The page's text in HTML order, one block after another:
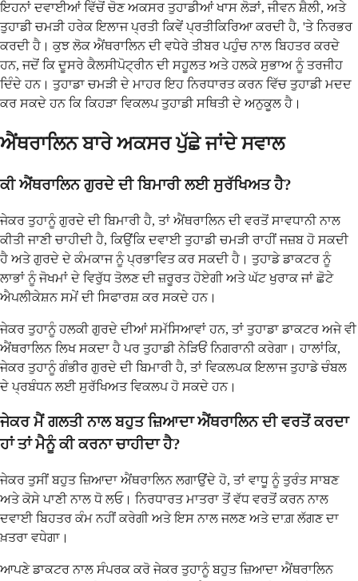
ਇਹਨਾਂ ਦਵਾਈਆਂ ਵਿੱਚੋਂ ਚੋਣ ਅਕਸਰ ਤੁਹਾਡੀਆਂ ਖਾਸ ਲੋੜਾਂ, ਜੀਵਨ ਸ਼ੈਲੀ, ਅਤੇ
ਤੁਹਾਡੀ ਚਮੜੀ ਹਰੇਕ ਇਲਾਜ ਪ੍ਰਤੀ ਕਿਵੇਂ ਪ੍ਰਤੀਕਿਰਿਆ ਕਰਦੀ ਹੈ, 'ਤੇ ਨਿਰਭਰ
ਕਰਦੀ ਹੈ। ਕੁਝ ਲੋਕ ਐਂਥਰਾਲਿਨ ਦੀ ਵਧੇਰੇ ਤੀਬਰ ਪਹੁੰਚ ਨਾਲ ਬਿਹਤਰ ਕਰਦੇ
ਹਨ, ਜਦੋਂ ਕਿ ਦੂਸਰੇ ਕੈਲਸੀਪੋਟ੍ਰੀਨ ਦੀ ਸਹੂਲਤ ਅਤੇ ਹਲਕੇ ਸੁਭਾਅ ਨੂੰ ਤਰਜੀਹ
ਦਿੰਦੇ ਹਨ। ਤੁਹਾਡਾ ਚਮੜੀ ਦੇ ਮਾਹਰ ਇਹ ਨਿਰਧਾਰਤ ਕਰਨ ਵਿੱਚ ਤੁਹਾਡੀ ਮਦਦ
ਕਰ ਸਕਦੇ ਹਨ ਕਿ ਕਿਹੜਾ ਵਿਕਲਪ ਤੁਹਾਡੀ ਸਥਿਤੀ ਦੇ ਅਨੁਕੂਲ ਹੈ।
ਐਂਥਰਾਲਿਨ ਬਾਰੇ ਅਕਸਰ ਪੁੱਛੇ ਜਾਂਦੇ ਸਵਾਲ
ਕੀ ਐਂਥਰਾਲਿਨ ਗੁਰਦੇ ਦੀ ਬਿਮਾਰੀ ਲਈ ਸੁਰੱਖਿਅਤ ਹੈ?
ਜੇਕਰ ਤੁਹਾਨੂੰ ਗੁਰਦੇ ਦੀ ਬਿਮਾਰੀ ਹੈ, ਤਾਂ ਐਂਥਰਾਲਿਨ ਦੀ ਵਰਤੋਂ ਸਾਵਧਾਨੀ ਨਾਲ
ਕੀਤੀ ਜਾਣੀ ਚਾਹੀਦੀ ਹੈ, ਕਿਉਂਕਿ ਦਵਾਈ ਤੁਹਾਡੀ ਚਮੜੀ ਰਾਹੀਂ ਜਜ਼ਬ ਹੋ ਸਕਦੀ
ਹੈ ਅਤੇ ਗੁਰਦੇ ਦੇ ਕੰਮਕਾਜ ਨੂੰ ਪ੍ਰਭਾਵਿਤ ਕਰ ਸਕਦੀ ਹੈ। ਤੁਹਾਡੇ ਡਾਕਟਰ ਨੂੰ
ਲਾਭਾਂ ਨੂੰ ਜੋਖਮਾਂ ਦੇ ਵਿਰੁੱਧ ਤੋਲਣ ਦੀ ਜ਼ਰੂਰਤ ਹੋਏਗੀ ਅਤੇ ਘੱਟ ਖੁਰਾਕ ਜਾਂ ਛੋਟੇ
ਐਪਲੀਕੇਸ਼ਨ ਸਮੇਂ ਦੀ ਸਿਫਾਰਸ਼ ਕਰ ਸਕਦੇ ਹਨ।
ਜੇਕਰ ਤੁਹਾਨੂੰ ਹਲਕੀ ਗੁਰਦੇ ਦੀਆਂ ਸਮੱਸਿਆਵਾਂ ਹਨ, ਤਾਂ ਤੁਹਾਡਾ ਡਾਕਟਰ ਅਜੇ ਵੀ
ਐਂਥਰਾਲਿਨ ਲਿਖ ਸਕਦਾ ਹੈ ਪਰ ਤੁਹਾਡੀ ਨੇੜਿਓਂ ਨਿਗਰਾਨੀ ਕਰੇਗਾ। ਹਾਲਾਂਕਿ,
ਜੇਕਰ ਤੁਹਾਨੂੰ ਗੰਭੀਰ ਗੁਰਦੇ ਦੀ ਬਿਮਾਰੀ ਹੈ, ਤਾਂ ਵਿਕਲਪਕ ਇਲਾਜ ਤੁਹਾਡੇ ਚੰਬਲ
ਦੇ ਪ੍ਰਬੰਧਨ ਲਈ ਸੁਰੱਖਿਅਤ ਵਿਕਲਪ ਹੋ ਸਕਦੇ ਹਨ।
ਜੇਕਰ ਮੈਂ ਗਲਤੀ ਨਾਲ ਬਹੁਤ ਜ਼ਿਆਦਾ ਐਂਥਰਾਲਿਨ ਦੀ ਵਰਤੋਂ ਕਰਦਾ
ਹਾਂ ਤਾਂ ਮੈਨੂੰ ਕੀ ਕਰਨਾ ਚਾਹੀਦਾ ਹੈ?
ਜੇਕਰ ਤੁਸੀਂ ਬਹੁਤ ਜ਼ਿਆਦਾ ਐਂਥਰਾਲਿਨ ਲਗਾਉਂਦੇ ਹੋ, ਤਾਂ ਵਾਧੂ ਨੂੰ ਤੁਰੰਤ ਸਾਬਣ
ਅਤੇ ਕੋਸੇ ਪਾਣੀ ਨਾਲ ਧੋ ਲਓ। ਨਿਰਧਾਰਤ ਮਾਤਰਾ ਤੋਂ ਵੱਧ ਵਰਤੋਂ ਕਰਨ ਨਾਲ
ਦਵਾਈ ਬਿਹਤਰ ਕੰਮ ਨਹੀਂ ਕਰੇਗੀ ਅਤੇ ਇਸ ਨਾਲ ਜਲਣ ਅਤੇ ਦਾਗ਼ ਲੱਗਣ ਦਾ
ਖ਼ਤਰਾ ਵਧੇਗਾ।
ਆਪਣੇ ਡਾਕਟਰ ਨਾਲ ਸੰਪਰਕ ਕਰੋ ਜੇਕਰ ਤੁਹਾਨੂੰ ਬਹੁਤ ਜ਼ਿਆਦਾ ਐਂਥਰਾਲਿਨ